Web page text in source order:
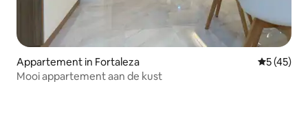
Appartement in Fortaleza
5 (45)
Mooi appartement aan de kust